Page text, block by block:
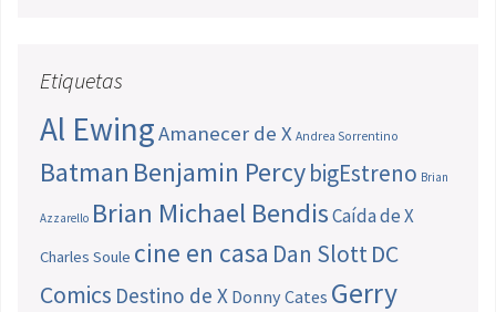
Etiquetas
Al EwingAmanecer de X Andrea Sorrentino
Batman Benjamin PercybigEstreno Brian
Azzarello Brian Michael BendisCaída de X
Charles Soule cine en casa Dan SlottDC
Comics Destino de X Donny Cates Gerry